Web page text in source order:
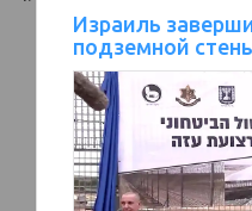
Израиль
подземной